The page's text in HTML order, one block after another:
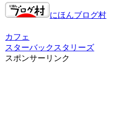
にほんブログ村
カフェ
スターバックス タリーズ
スポンサーリンク